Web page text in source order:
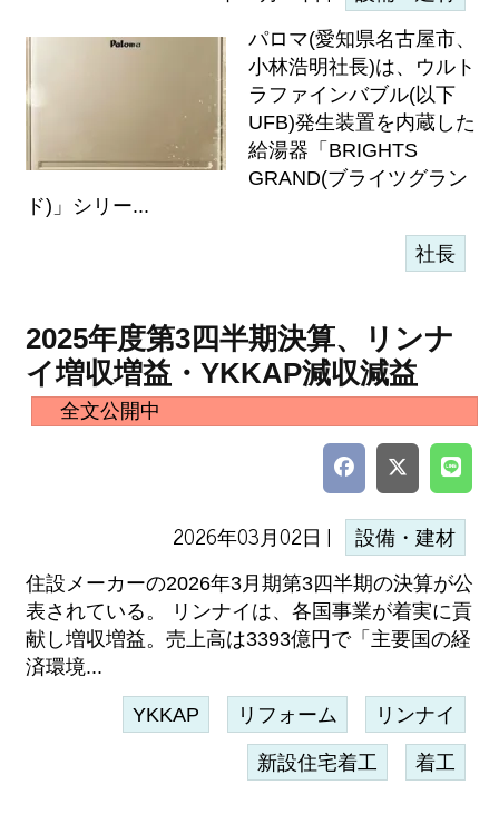
パロマ(愛知県名古屋市、
小林浩明社長)は、ウルト
ラファインバブル(以下
UFB)発生装置を内蔵した
給湯器「BRIGHTS
GRAND(ブライツグラン
ド)」シリー...
社長
2025年度第3四半期決算、リンナ
イ増収増益・YKKAP減収減益
全文公開中
2026年03月02日 | 設備・建材
住設メーカーの2026年3月期第3四半期の決算が公
表されている。 リンナイは、各国事業が着実に貢
献し増収増益。売上高は3393億円で「主要国の経
済環境...
YKKAP リフォーム リンナイ
新設住宅着工 着工